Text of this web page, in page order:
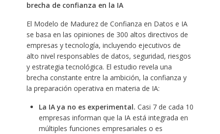
brecha de confianza en la IA
El Modelo de Madurez de Confianza en Datos e IA
se basa en las opiniones de 300 altos directivos de
empresas y tecnología, incluyendo ejecutivos de
alto nivel responsables de datos, seguridad, riesgos
y estrategia tecnológica. El estudio revela una
brecha constante entre la ambición, la confianza y
la preparación operativa en materia de IA:
La IA ya no es experimental. Casi 7 de cada 10
empresas informan que la IA está integrada en
múltiples funciones empresariales o es